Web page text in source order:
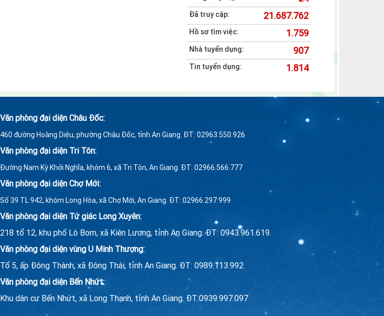
Đã truy cập: 21.687.762
Hồ sơ tìm việc: 1.759
Nhà tuyển dụng: 907
Tin tuyển dụng: 1.814
Văn phòng đại diện Châu Đốc:
460 đường Hoàng Diệu, phường Châu Đốc, tỉnh An Giang. ĐT: 02963.550.926
Văn phòng đại diện Tri Tôn:
Đường Nam Kỳ Khởi Nghĩa, khóm 6, xã Tri Tôn, An Giang. ĐT: 02966.566.777
Văn phòng đại diện Chợ Mới:
Số 39 TL 942, khóm Long Hòa, xã Chợ Mới, An Giang. ĐT: 02966.297.999
Văn phòng đại diện Tứ giác Long Xuyên:
218 tổ 12, khu phố Lò Bom, xã Kiên Lương, tỉnh An Giang. ĐT: 0943.961.619.
Văn phòng đại diện vùng U Minh Thượng:
Tổ 5, ấp Đông Thành, xã Đông Thái, tỉnh An Giang. ĐT: 0989.113.992.
Văn phòng đại diện Bến Nhứt:
Khu dân cư Bến Nhứt, xã Long Thạnh, tỉnh An Giang. ĐT:0939.997.097